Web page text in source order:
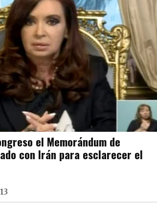
el Memorándum de
con Irán para esclarecer el